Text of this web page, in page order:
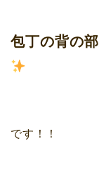
包丁の背の
です！！